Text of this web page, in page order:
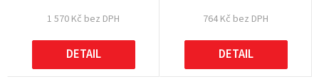
1 570 Kč bez DPH
DETAIL
764 Kč bez DPH
DETAIL